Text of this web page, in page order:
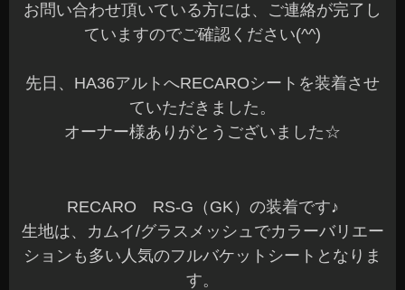
お問い合わせ頂いている方には、ご連絡が完了し
ていますのでご確認ください(^^)
先日、HA36アルトへRECAROシートを装着させ
ていただきました。
オーナー様ありがとうございました☆
RECARO RS-G（GK）の装着です♪
生地は、カムイ/グラスメッシュでカラーバリエー
ションも多い人気のフルバケットシートとなりま
す。